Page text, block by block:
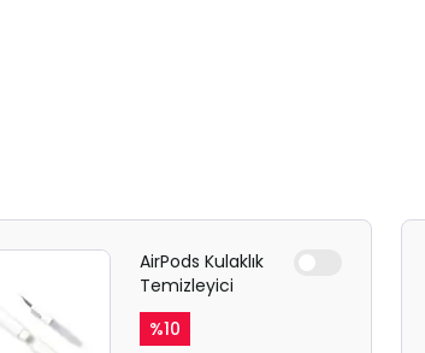
AirPods Kulaklık
Temizleyici
%10